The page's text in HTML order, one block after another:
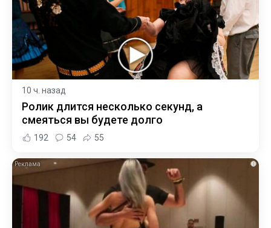
10 ч. назад
Ролик длится несколько секунд, а
смеяться вы будете долго
192 54 55
i